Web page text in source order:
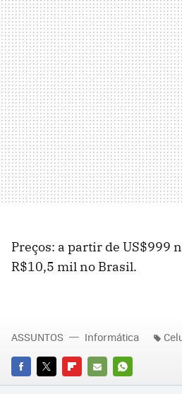
Preços: a partir de US$999
R$10,5 mil no Brasil.
FACEBOOK
TWITTERFLIPBOARD
E-
WHATSAPP
ASSUNTOS Informática